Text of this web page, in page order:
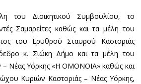
0
2
4
του Διοικητικού Συμβουλίου, το
Σαμαρείτες καθώς και τα μέλη του
του Ερυθρού Σταυρού Καστοριάς
κ. Σιώκη Δήμο και τα μέλη του
Νέας Υόρκης «Η ΟΜΟΝΟΙΑ» καθώς και
Κυριών Καστοριάς – Νέας Υόρκης,